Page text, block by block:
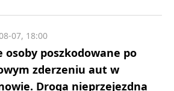
osoby poszkodowane po
zderzeniu aut w
Droga nieprzejezdna
07, 18:00